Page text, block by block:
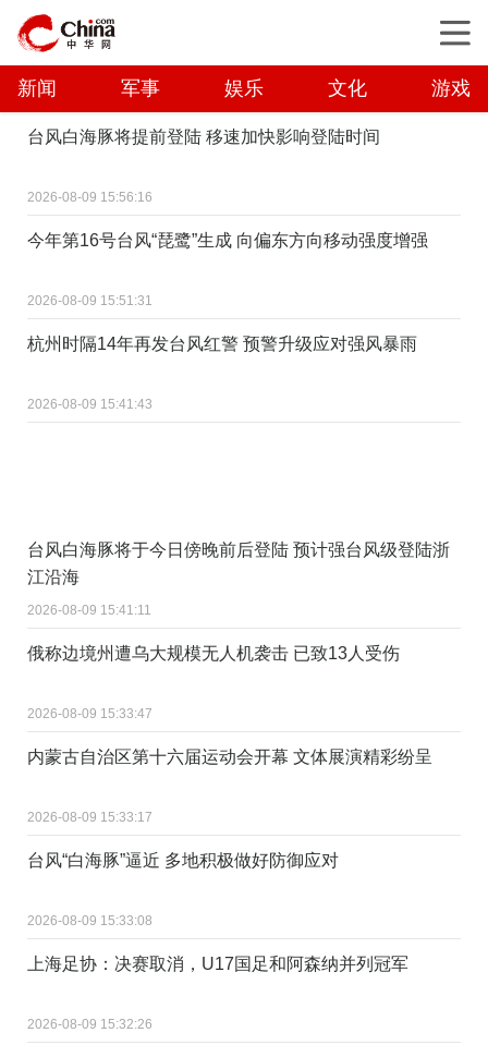
新闻 军事 娱乐 文化 游戏
台风白海豚将提前登陆 移速加快影响登陆时间
2026-08-09 15:56:16
今年第16号台风“琵鹭”生成 向偏东方向移动强度增强
2026-08-09 15:51:31
杭州时隔14年再发台风红警 预警升级应对强风暴雨
2026-08-09 15:41:43
台风白海豚将于今日傍晚前后登陆 预计强台风级登陆浙
江沿海
2026-08-09 15:41:11
俄称边境州遭乌大规模无人机袭击 已致13人受伤
2026-08-09 15:33:47
内蒙古自治区第十六届运动会开幕 文体展演精彩纷呈
2026-08-09 15:33:17
台风“白海豚”逼近 多地积极做好防御应对
2026-08-09 15:33:08
上海足协：决赛取消，U17国足和阿森纳并列冠军
2026-08-09 15:32:26